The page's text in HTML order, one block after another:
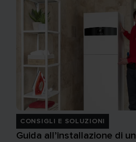
CONSIGLI E SOLUZIONI
Guida all’installazione di